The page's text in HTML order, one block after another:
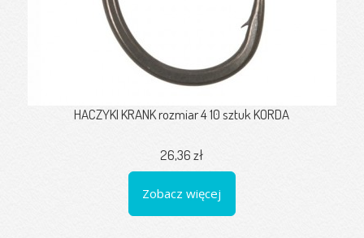
HACZYKI KRANK rozmiar 4 10 sztuk KORDA
26,36 zł
Zobacz więcej